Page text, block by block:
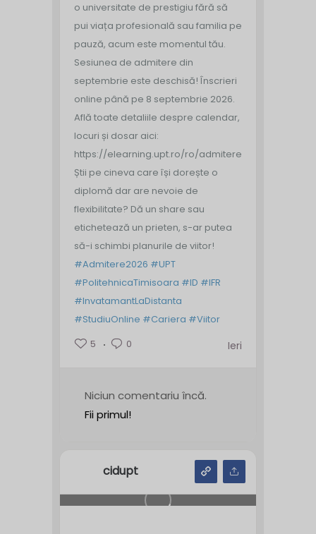
o universitate de prestigiu fără să
pui viața profesională sau familia pe
pauză, acum este momentul tău.
Sesiunea de admitere din
septembrie este deschisă! Înscrieri
online până pe 8 septembrie 2026.
Află toate detaliile despre calendar,
locuri și dosar aici:
https://elearning.upt.ro/ro/admitere/
Știi pe cineva care își dorește o
diplomă dar are nevoie de
flexibilitate? Dă un share sau
etichetează un prieten, s-ar putea
să-i schimbi planurile de viitor!
#Admitere2026 #UPT
#PolitehnicaTimisoara #ID #IFR
#InvatamantLaDistanta
#StudiuOnline #Cariera #Viitor
5
0 Ieri
Niciun comentariu încă.
Fii primul!
cidupt